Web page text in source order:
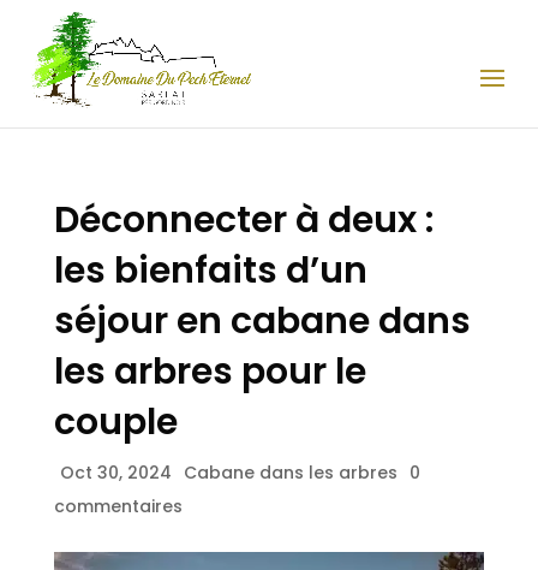
Déconnecter à deux :
les bienfaits d’un
séjour en cabane dans
les arbres pour le
couple
Oct 30, 2024 Cabane dans les arbres 0
commentaires